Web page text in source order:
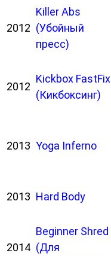
2012
Killer Abs
(Убойный
пресс)
2012
Kickbox FastFix
(Кикбоксинг)
2013 Yoga Inferno
2013 Hard Body
2014
Beginner Shred
(Для